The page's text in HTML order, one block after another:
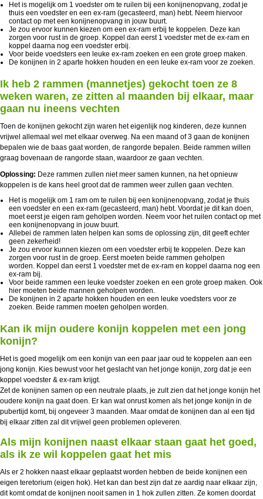
Het is mogelijk om 1 voedster om te ruilen bij een konijnenopvang, zodat je
thuis een voedster en een ex-ram (gecasteerd, man) hebt. Neem hiervoor
contact op met een konijnenopvang in jouw buurt.
Je zou ervoor kunnen kiezen om een ex-ram erbij te koppelen. Deze kan
zorgen voor rust in de groep. Koppel dan eerst 1 voedster met de ex-ram en
koppel daarna nog een voedster erbij.
Voor beide voedsters een leuke ex-ram zoeken en een grote groep maken.
De konijnen in 2 aparte hokken houden en een leuke ex-ram voor ze zoeken.
Ik heb 2 rammen (mannetjes) gekocht toen ze 8
weken waren, ze zitten al maanden bij elkaar, maar
gaan nu ineens vechten
Toen de konijnen gekocht zijn waren het eigenlijk nog kinderen, deze kunnen
vrijwel allemaal wel met elkaar overweg. Na een maand of 3 gaan de konijnen
bepalen wie de baas gaat worden, de rangorde bepalen. Beide rammen willen
graag bovenaan de rangorde staan, waardoor ze gaan vechten.
Oplossing: Deze rammen zullen niet meer samen kunnen, na het opnieuw
koppelen is de kans heel groot dat de rammen weer zullen gaan vechten.
Het is mogelijk om 1 ram om te ruilen bij een konijnenopvang, zodat je thuis
een voedster en een ex-ram (gecasteerd, man) hebt. Voordat je dit kan doen,
moet eerst je eigen ram geholpen worden. Neem voor het ruilen contact op met
een konijnenopvang in jouw buurt.
Allebei de rammen laten helpen kan soms de oplossing zijn, dit geeft echter
geen zekerheid!
Je zou ervoor kunnen kiezen om een voedster erbij te koppelen. Deze kan
zorgen voor rust in de groep. Eerst moeten beide rammen geholpen
worden. Koppel dan eerst 1 voedster met de ex-ram en koppel daarna nog een
ex-ram bij.
Voor beide rammen een leuke voedster zoeken en een grote groep maken. Ook
hier moeten beide mannen geholpen worden.
De konijnen in 2 aparte hokken houden en een leuke voedsters voor ze
zoeken. Beide rammen moeten geholpen worden.
Kan ik mijn oudere konijn koppelen met een jong
konijn?
Het is goed mogelijk om een konijn van een paar jaar oud te koppelen aan een
jong konijn. Kies bewust voor het geslacht van het jonge konijn, zorg dat je een
koppel voedster & ex-ram krijgt.
Zet de konijnen samen op een neutrale plaats, je zult zien dat het jonge konijn het
oudere konijn na gaat doen. Er kan wat onrust komen als het jonge konijn in de
pubertijd komt, bij ongeveer 3 maanden. Maar omdat de konijnen dan al een tijd
bij elkaar zitten zal dit vrijwel geen problemen opleveren.
Als mijn konijnen naast elkaar staan gaat het goed,
als ik ze wil koppelen gaat het mis
Als er 2 hokken naast elkaar geplaatst worden hebben de beide konijnen een
eigen teretorium (eigen hok). Het kan dan best zijn dat ze aardig naar elkaar zijn,
dit komt omdat de konijnen nooit samen in 1 hok zullen zitten. Ze komen doordat